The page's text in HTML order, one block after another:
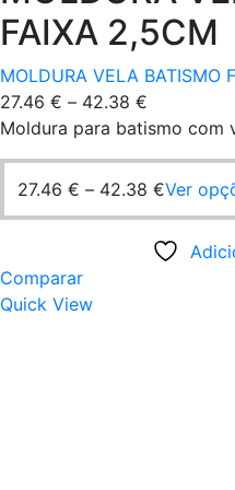
FAIXA 2,5CM
MOLDURA VELA BATISMO
27.46 € – 42.38 €
range:
through
42.38 €
Moldura para batismo com
27.46 € – 42.38 €Price
range:
27.46 €
through
Ver
Comparar
Quick View